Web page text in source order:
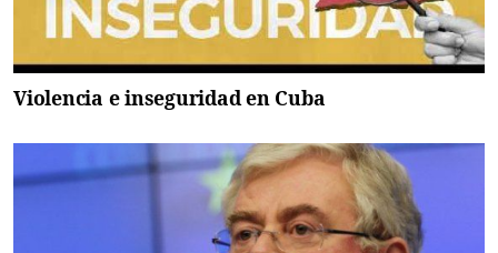
Violencia e inseguridad en Cuba